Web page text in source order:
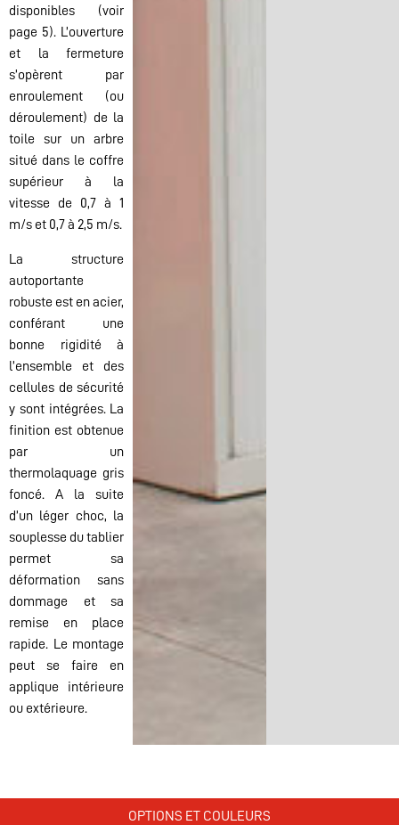
disponibles (voir
page 5). L’ouverture
et la fermeture
s’opèrent par
enroulement (ou
déroulement) de la
toile sur un arbre
situé dans le coffre
supérieur à la
vitesse de 0,7 à 1
m/s et 0,7 à 2,5 m/s.
La structure
autoportante
robuste est en acier,
conférant une
bonne rigidité à
l’ensemble et des
cellules de sécurité
y sont intégrées. La
finition est obtenue
par un
thermolaquage gris
foncé. A la suite
d’un léger choc, la
souplesse du tablier
permet sa
déformation sans
dommage et sa
remise en place
rapide. Le montage
peut se faire en
applique intérieure
ou extérieure.
OPTIONS ET COULEURS